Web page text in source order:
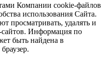
Компании cookie-файлов
использования Сайта.
просматривать, удалять и
сайтов. Информация по
быть найдена в